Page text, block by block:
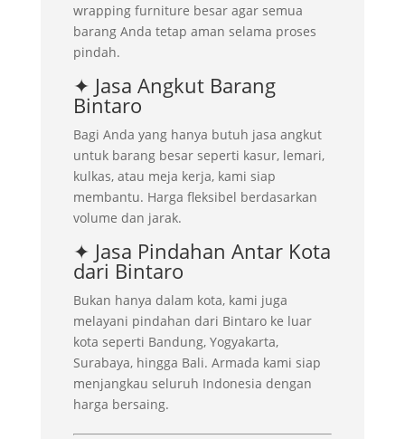
wrapping furniture besar agar semua
barang Anda tetap aman selama proses
pindah.
✦ Jasa Angkut Barang
Bintaro
Bagi Anda yang hanya butuh jasa angkut
untuk barang besar seperti kasur, lemari,
kulkas, atau meja kerja, kami siap
membantu. Harga fleksibel berdasarkan
volume dan jarak.
✦ Jasa Pindahan Antar Kota
dari Bintaro
Bukan hanya dalam kota, kami juga
melayani pindahan dari Bintaro ke luar
kota seperti Bandung, Yogyakarta,
Surabaya, hingga Bali. Armada kami siap
menjangkau seluruh Indonesia dengan
harga bersaing.